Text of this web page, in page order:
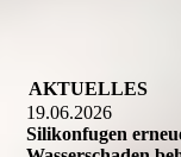
AKTUELLES
19.06.2026
Silikonfugen